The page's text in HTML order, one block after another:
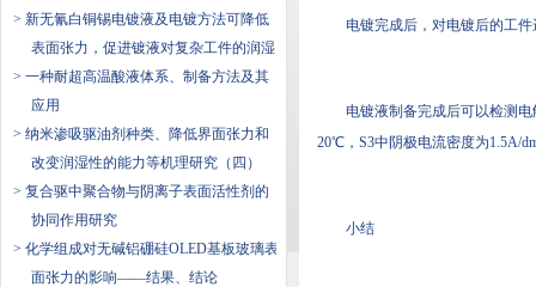
> 新无氰白铜锡电镀液及电镀方法可降低
表面张力，促进镀液对复杂工件的润湿
> 一种耐超高温酸液体系、制备方法及其
应用
> 纳米渗吸驱油剂种类、降低界面张力和
改变润湿性的能力等机理研究（四）
> 复合驱中聚合物与阴离子表面活性剂的
协同作用研究
> 化学组成对无碱铝硼硅OLED基板玻璃表
面张力的影响——结果、结论
电镀完成后，对电镀后的工
电镀液制备完成后可以检测电解
20℃，S3中阴极电流密度为
小结